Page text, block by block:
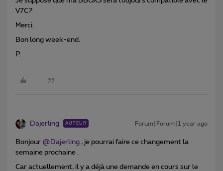
V7C?
Merci.
Bon long week-end.
P.
Dajerling AUTEUR Forum|Forum|1 year ago
Bonjour ​ @Dajerling , je pourrai faire ce changement la
semaine prochaine .
Car actuellement, il y a déjà une demande en cours sur le